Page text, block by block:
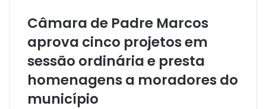
Câmara de Padre Marcos
aprova cinco projetos em
sessão ordinária e presta
homenagens a moradores do
município